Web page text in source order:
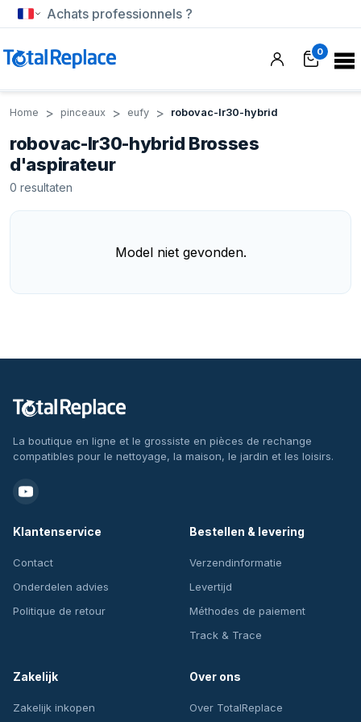
Achats professionnels ?
0
Home pinceaux eufy robovac-lr30-hybrid
robovac-lr30-hybrid Brosses
d'aspirateur
0 resultaten
Model niet gevonden.
La boutique en ligne et le grossiste en pièces de rechange
compatibles pour le nettoyage, la maison, le jardin et les loisirs.
Klantenservice
Contact
Onderdelen advies
Politique de retour
Bestellen & levering
Verzendinformatie
Levertijd
Méthodes de paiement
Track & Trace
Zakelijk
Zakelijk inkopen
Over ons
Over TotalReplace